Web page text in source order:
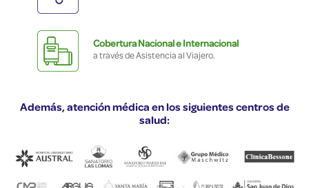
Cobertura Nacional e Internacional
a través de Asistencia al Viajero.
Además, atención médica en los siguientes centros de
salud: